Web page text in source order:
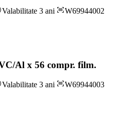
Valabilitate 3 ani
W69944002
Al x 56 compr. film.
Valabilitate 3 ani
W69944003